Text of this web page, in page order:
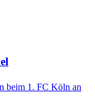
beim 1. FC Köln an